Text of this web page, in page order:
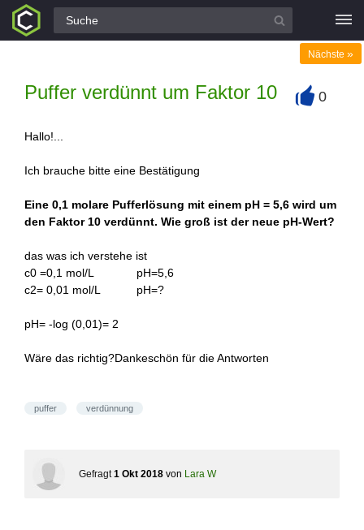
Alle Fragen
Puffer verdünnt um Faktor 10
Nächste »
0
Hallo!...
Ich brauche bitte eine Bestätigung
Eine 0,1 molare Pufferlösung mit einem pH = 5,6 wird um
den Faktor 10 verdünnt. Wie groß ist der neue pH-Wert?
das was ich verstehe ist
c0 =0,1 mol/L pH=5,6
c2= 0,01 mol/L pH=?
pH= -log (0,01)= 2
Wäre das richtig?Dankeschön für die Antworten
puffer verdünnung
Gefragt 1 Okt 2018 von Lara W